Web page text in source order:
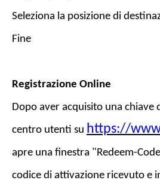
Seleziona la posizione di
Fine
Registrazione Online
Dopo aver acquisito una chiave
centro utenti su https://
apre una finestra "Redeem-
codice di attivazione ricevuto e